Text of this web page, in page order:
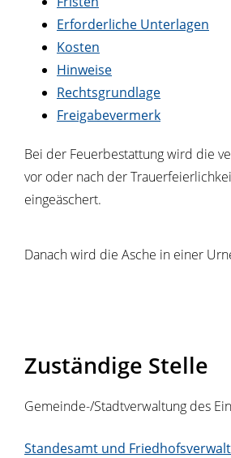
Erforderliche Unterlagen
Kosten
Hinweise
Rechtsgrundlage
Freigabevermerk
Bei der Feuerbestattung wird die
vor oder nach der
eingeäschert.
Danach wird die Asche in einer
Zuständige Stelle
Gemeinde-/Stadtverwaltung des
Standesamt und